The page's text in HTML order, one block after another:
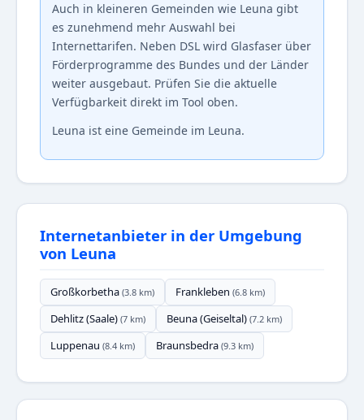
Auch in kleineren Gemeinden wie Leuna gibt
es zunehmend mehr Auswahl bei
Internettarifen. Neben DSL wird Glasfaser über
Förderprogramme des Bundes und der Länder
weiter ausgebaut. Prüfen Sie die aktuelle
Verfügbarkeit direkt im Tool oben.
Leuna ist eine Gemeinde im Leuna.
Internetanbieter in der Umgebung
von Leuna
Großkorbetha (3.8 km) Frankleben (6.8 km)
Dehlitz (Saale) (7 km) Beuna (Geiseltal) (7.2 km)
Luppenau (8.4 km) Braunsbedra (9.3 km)